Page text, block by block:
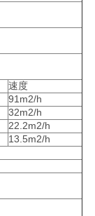
速度
91m2/h
32m2/h
22.2m2/h
13.5m2/h